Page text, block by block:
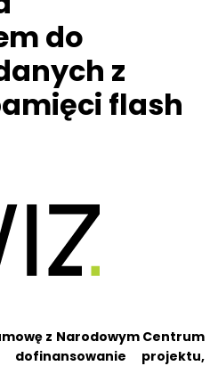
do
z
flash
z Narodowym Centrum
projektu,